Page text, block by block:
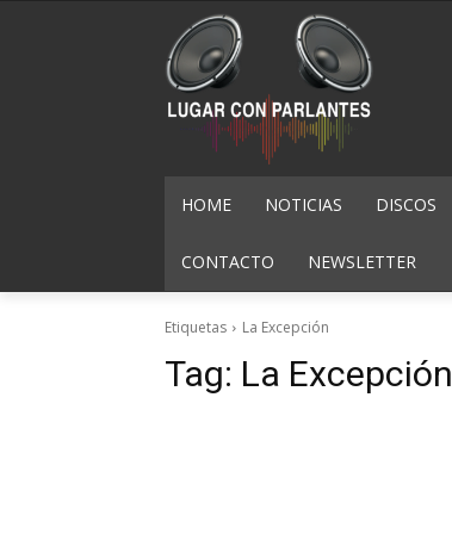
HOME NOTICIAS DISCOS
CONTACTO NEWSLETTER
Etiquetas La Excepción
Tag: La Excepción